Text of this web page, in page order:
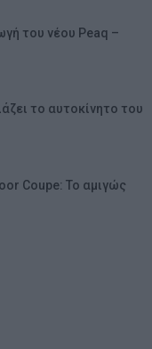
του νέου Peaq –
το αυτοκίνητο του
Coupe: Το αμιγώς